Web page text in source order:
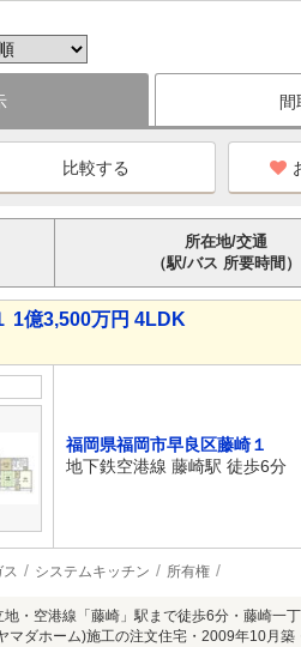
所在地/交通
（駅/バス 所要時間）
1億3,500万円 4LDK
福岡県福岡市早良区藤崎１
地下鉄空港線 藤崎駅 徒歩6分
ス システムキッチン 所有権
・空港線「藤崎」駅まで徒歩6分・藤崎一
マダホーム)施工の注文住宅・2009年10月